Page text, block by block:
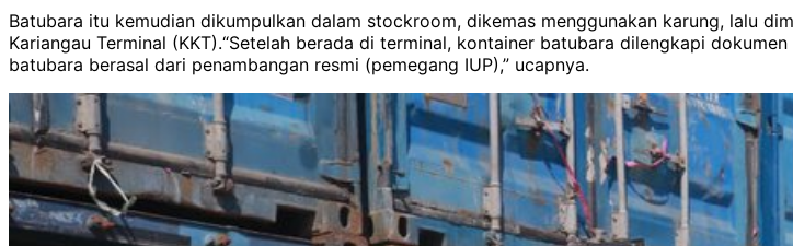
Batubara itu kemudian dikumpulkan dalam stockroom, dikemas menggunakan karung, lalu
Kariangau Terminal (KKT).“Setelah berada di terminal, kontainer batubara dilengkapi
batubara berasal dari penambangan resmi (pemegang IUP),” ucapnya.